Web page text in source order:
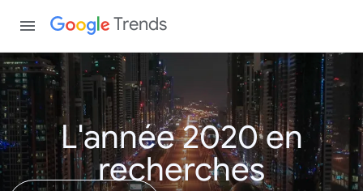
Trends
L'année 2020 en
recherches